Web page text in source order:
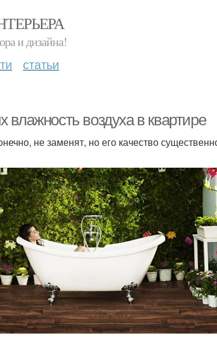
и дизайна!
статьи
воздуха в квартире
не заменят, но его качество